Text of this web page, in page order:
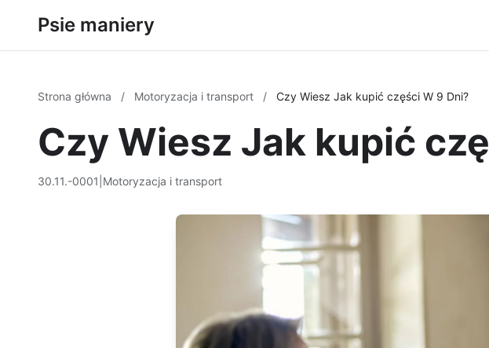
Psie maniery
Strona główna / Motoryzacja i transport / Czy Wiesz Jak kupić części W 9 Dni?
Czy Wiesz Jak kupić
30.11.-0001 Motoryzacja i transport